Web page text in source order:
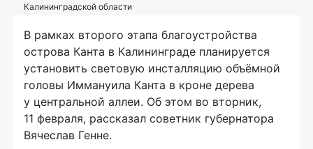
Калининградской области
В рамках второго этапа благоустройства
острова Канта в Калининграде планируется
установить световую инсталляцию объёмной
головы Иммануила Канта в кроне дерева
у центральной аллеи. Об этом во вторник,
11 февраля, рассказал советник губернатора
Вячеслав Генне.